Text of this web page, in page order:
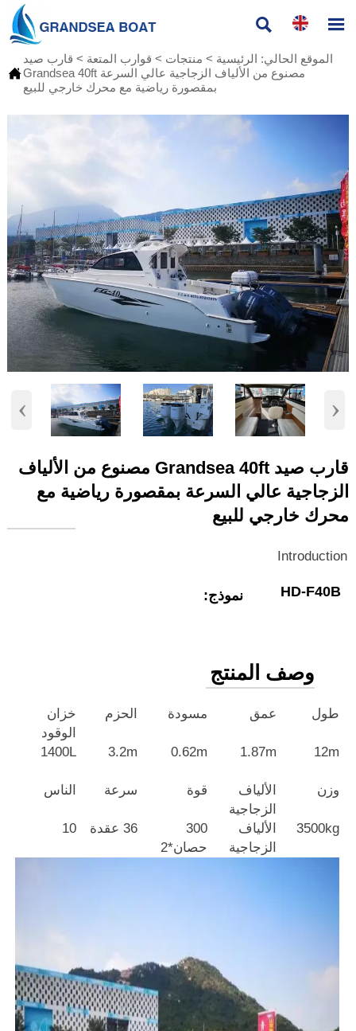
 

الموقع الحالي: الرئيسية > منتجات > قوارب المتعة > قارب صيد
Grandsea 40ft مصنوع من الألياف الزجاجية عالي السرعة
بمقصورة رياضية مع محرك خارجي للبيع
‹ ›
قارب صيد Grandsea 40ft مصنوع من الألياف
الزجاجية عالي السرعة بمقصورة رياضية مع
محرك خارجي للبيع
Introduction
نموذج: HD-F40B
وصف المنتج
طول عمق مسودة الحزم
خزان
الوقود
12m
1.87m
0.62m
3.2m
1400L
وزن
الألياف
الزجاجية
قوة سرعة الناس
3500kg
الألياف
الزجاجية
300
حصان*2
36 عقدة 10